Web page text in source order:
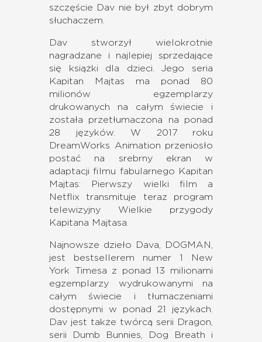
szczęście Dav nie był zbyt dobrym
słuchaczem.
Dav stworzył wielokrotnie
nagradzane i najlepiej sprzedające
się książki dla dzieci. Jego seria
Kapitan Majtas ma ponad 80
milionów egzemplarzy
drukowanych na całym świecie i
została przetłumaczona na ponad
28 języków. W 2017 roku
DreamWorks Animation przeniosło
postać na srebrny ekran w
adaptacji filmu fabularnego Kapitan
Majtas: Pierwszy wielki film a
Netflix transmituje teraz program
telewizyjny Wielkie przygody
Kapitana Majtasa.
Najnowsze dzieło Dava, DOGMAN,
jest bestsellerem numer 1 New
York Timesa z ponad 13 milionami
egzemplarzy wydrukowanymi na
całym świecie i tłumaczeniami
dostępnymi w ponad 21 językach.
Dav jest także twórcą serii Dragon,
serii Dumb Bunnies, Dog Breath i